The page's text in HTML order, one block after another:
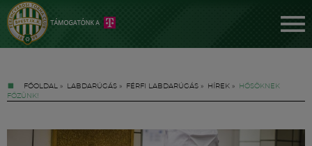
FŐOLDAL » LABDARÚGÁS » FÉRFI LABDARÚGÁS » HÍREK »
HŐSÖKNEK
FŐZÜNK!